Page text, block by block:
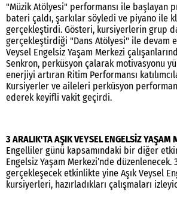
"Müzik Atölyesi" performansı ile başlayan
bateri çaldı, şarkılar söyledi ve piyano ile
gerçekleştirdi. Gösteri, kursiyerlerin grup
gerçekleştirdiği "Dans Atölyesi" ile devam
Veysel Engelsiz Yaşam Merkezi
Senkron, perküsyon çalarak motivasyonu
enerjiyi artıran Ritim Performansı
Kursiyerler ve aileleri perküsyon
ederek keyifli vakit geçirdi.
3 ARALIK'TA AŞIK VEYSEL ENGELSİZ YAŞAM
Engelliler günü kapsamındaki bir diğer
Engelsiz Yaşam Merkezi’nde düzenlenecek.
gerçekleşecek etkinlikte yine Aşık Veysel
kursiyerleri, hazırladıkları çalışmaları